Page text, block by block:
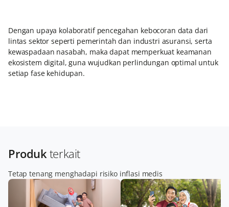
Dengan upaya kolaboratif pencegahan kebocoran data dari
lintas sektor seperti pemerintah dan industri asuransi, serta
kewaspadaan nasabah, maka dapat memperkuat keamanan
ekosistem digital, guna wujudkan perlindungan optimal untuk
setiap fase kehidupan.
Produk terkait
Tetap tenang menghadapi risiko inflasi medis